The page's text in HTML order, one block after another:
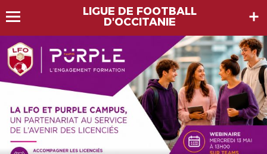
LIGUE DE FOOTBALL
D'OCCITANIE